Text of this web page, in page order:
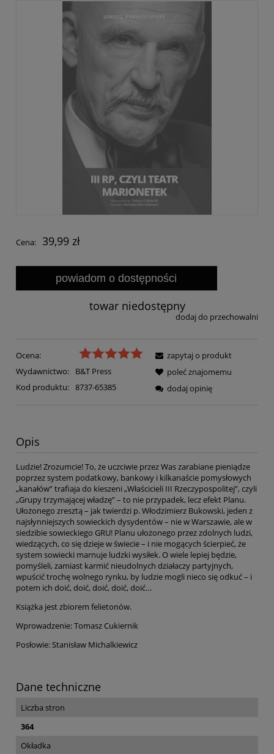
Cena: 39,99 zł
powiadom o dostępności
towar niedostępny
dodaj do przechowalni
Ocena:
Wydawnictwo:
B&T Press
Kod produktu: 8737-65385
zapytaj o produkt
poleć znajomemu
dodaj opinię
Opis
Ludzie! Zrozumcie! To, że uczciwie przez Was zarabiane pieniądze
poprzez system podatkowy, bankowy i kilkanaście pomysłowych
„kanałów” trafiaja do kieszeni „Właścicieli III Rzeczypospolitej”, czyli
„Grupy trzymającej władzę” – to nie przypadek, lecz efekt Planu.
Ułożonego zresztą – jak twierdzi p. Włodzimierz Bukowski, jeden z
najsłynniejszych sowieckich dysydentów – nie w Warszawie, ale w
siedzibie sowieckiego GRU! Planu ułożonego przez zdolnych ludzi,
wiedzących, co się dzieje w świecie – i nie mogących ścierpieć, że
system sowiecki marnuje ludzki wysiłek. O wiele lepiej będzie,
pomyśleli, zamiast karmić nieudolnych działaczy partyjnych,
wpuścić trochę wolnego rynku, by ludzie mogli nieco się odkuć – i
potem ich doić, doić, doić, doić, doić…
Książka jest zbiorem felietonów.
Wprowadzenie: Tomasz Cukiernik
Posłowie: Stanisław Michalkiewicz
Dane techniczne
Liczba stron
364
Okładka